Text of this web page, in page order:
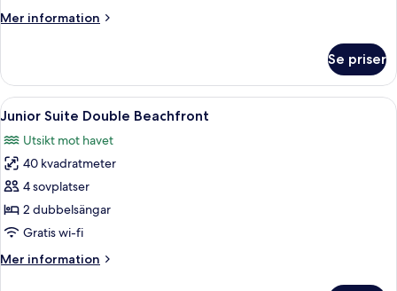
View
Mer information
Mer
Junior
Suite
Ocean
Double
Se priser
Öppna
alla
foton
för
Junior
Suite
Double
Ett hotellrum med två sängar, en
4
Junior Suite Double Beachfront
Utsikt mot havet
40 kvadratmeter
4 sovplatser
2 dubbelsängar
Gratis wi-fi
Mer information
Mer